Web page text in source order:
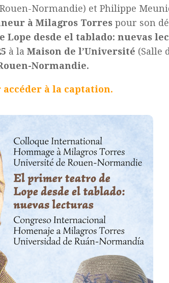
Normandie) et Philippe
à Milagros Torres pour son
Lope desde el tablado: nuevas
à la Maison de l’Université (Salle
Normandie.
à la captation.